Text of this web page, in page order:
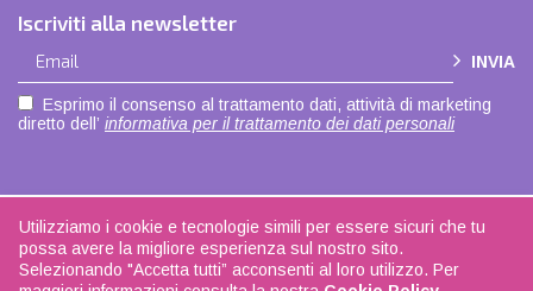
Iscriviti alla newsletter
INVIA
Esprimo il consenso al trattamento dati, attività di marketing
diretto dell’ informativa per il trattamento dei dati personali
Utilizziamo i cookie e tecnologie simili per essere sicuri che tu
possa avere la migliore esperienza sul nostro sito.
Selezionando "Accetta tutti” acconsenti al loro utilizzo. Per
Copyright © 2021 | Privacy policy|Cookie policy| Made with love byADOK
Seguici suFacebook| La biancheria di casa - P.IVA 04108350168